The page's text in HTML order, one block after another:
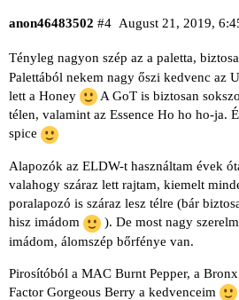
anon46483502 August 21, 2019,
#4
Tényleg nagyon szép az a paletta,
Palettából nekem nagy őszi kedvenc az
lett a Honey
A GoT is biztosan
télen, valamint az Essence Ho ho ho-ja.
spice
Alapozók az ELDW-t használtam évek
valahogy száraz lett rajtam, kiemelt
poralapozó is száraz lesz télre (bár
hisz imádom
). De most nagy
imádom, álomszép bőrfénye van.
Pirosítóból a MAC Burnt Pepper, a
Factor Gorgeous Berry a kedvenceim